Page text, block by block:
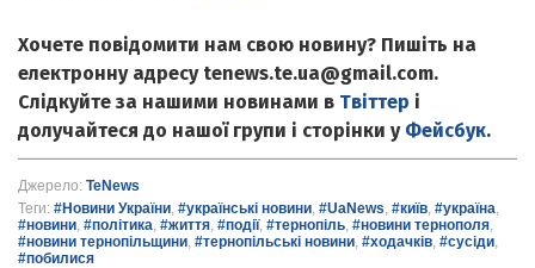
Хочете повідомити нам свою новину? Пишіть на
електронну адресу tenews.te.ua@gmail.com.
Слідкуйте за нашими новинами в Твіттер і
долучайтеся до нашої групи і сторінки у Фейсбук.
Джерело: TeNews
Теги: #Новини України, #українські новини, #UaNews, #київ, #україна,
#новини, #політика, #життя, #події, #тернопіль, #новини тернополя,
#новини тернопільщини, #тернопільські новини, #ходачків, #сусіди,
#побилися